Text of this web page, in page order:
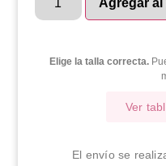
Elige la talla correcta.
Ver
El envío se